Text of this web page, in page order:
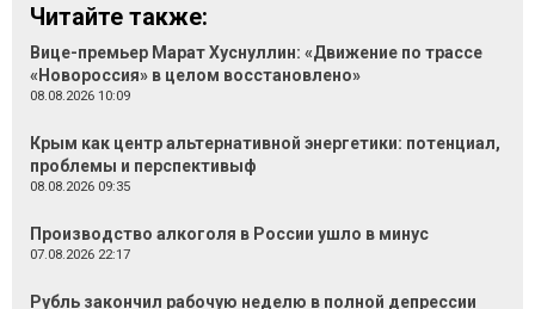
Читайте также:
Вице-премьер Марат Хуснуллин: «Движение по трассе
«Новороссия» в целом восстановлено»
08.08.2026 10:09
Крым как центр альтернативной энергетики: потенциал,
проблемы и перспективыф
08.08.2026 09:35
Производство алкоголя в России ушло в минус
07.08.2026 22:17
Рубль закончил рабочую неделю в полной депрессии